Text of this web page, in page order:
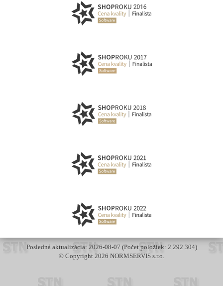
Posledná aktualizácia: 2026-08-07 (Počet položiek: 2 292 304)
© Copyright 2026 NORMSERVIS s.r.o.